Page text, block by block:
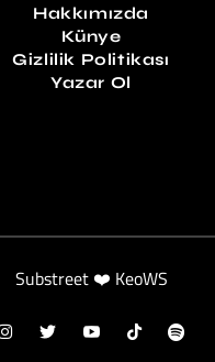
Hakkımızda
Künye
Gizlilik Politikası
Yazar Ol
Substreet ❤️ KeoWS